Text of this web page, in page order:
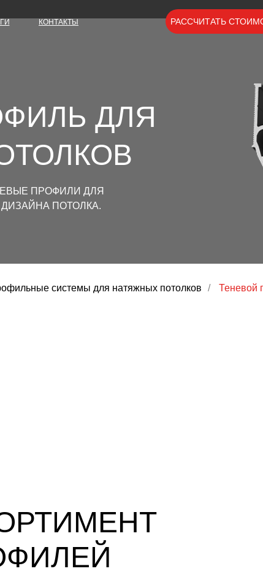
КОНТАКТЫ РАССЧИТАТЬ
ДЛЯ
ПРОФИЛИ ДЛЯ
ПОТОЛКА.
системы для натяжных потолков / Теневой